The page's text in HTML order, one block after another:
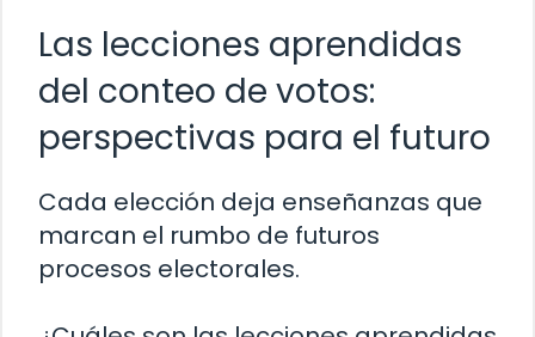
Las lecciones aprendidas
del conteo de votos:
perspectivas para el futuro
Cada elección deja enseñanzas que
marcan el rumbo de futuros
procesos electorales.